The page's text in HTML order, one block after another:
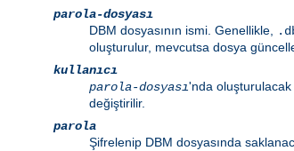
parola-dosyası
DBM dosyasının ismi. Genellikle,
oluşturulur, mevcutsa dosya
kullanıcı
parola-dosyası'nda oluşturulacak
değiştirilir.
parola
Şifrelenip DBM dosyasında